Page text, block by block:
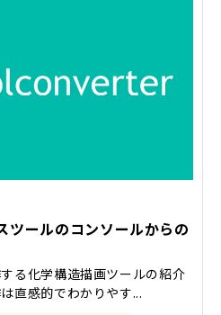
ツールのコンソールからの
る化学構造描画ツールの紹介
直感的でわかりやす...